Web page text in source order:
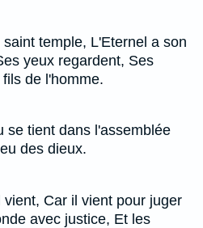
temple, L'Eternel a son
yeux regardent, Ses
de l'homme.
se tient dans l'assemblée
des dieux.
Car il vient pour juger
avec justice, Et les